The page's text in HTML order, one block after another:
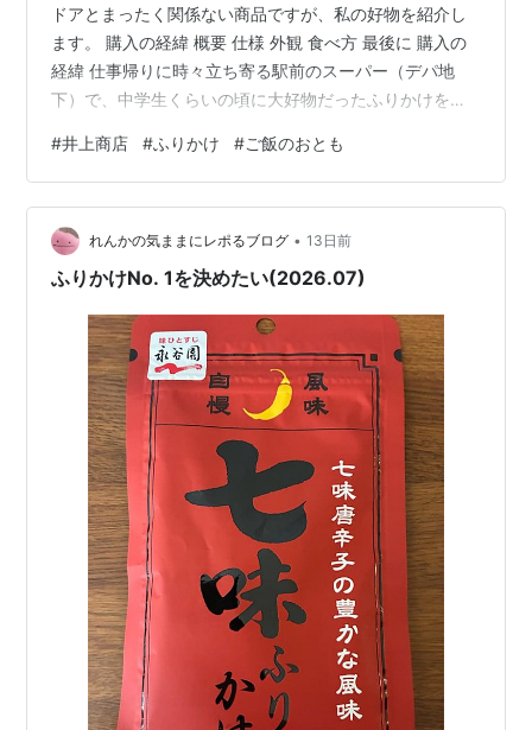
ドアとまったく関係ない商品ですが、私の好物を紹介し
ます。 購入の経緯 概要 仕様 外観 食べ方 最後に 購入の
経緯 仕事帰りに時々立ち寄る駅前のスーパー（デパ地
下）で、中学生くらいの頃に大好物だったふりかけを発
ッケージじゃないかな？！」と感動し、4袋で￥411とい
う高価格にもかかわらず、いくつかカゴに放り込んでし
まいました。 安易にブランドイメージを変えてしまう会
社も多い中、一瞥しただけで子供時代の記憶を蘇らせて
くれるパッケージは素晴らしい（パッケージを変えて
#井上商店 #ふりかけ #ご飯のおとも
れんかの気ままにレポるブログ • 13日前
ふりかけNo. 1を決めたい(2026.07)